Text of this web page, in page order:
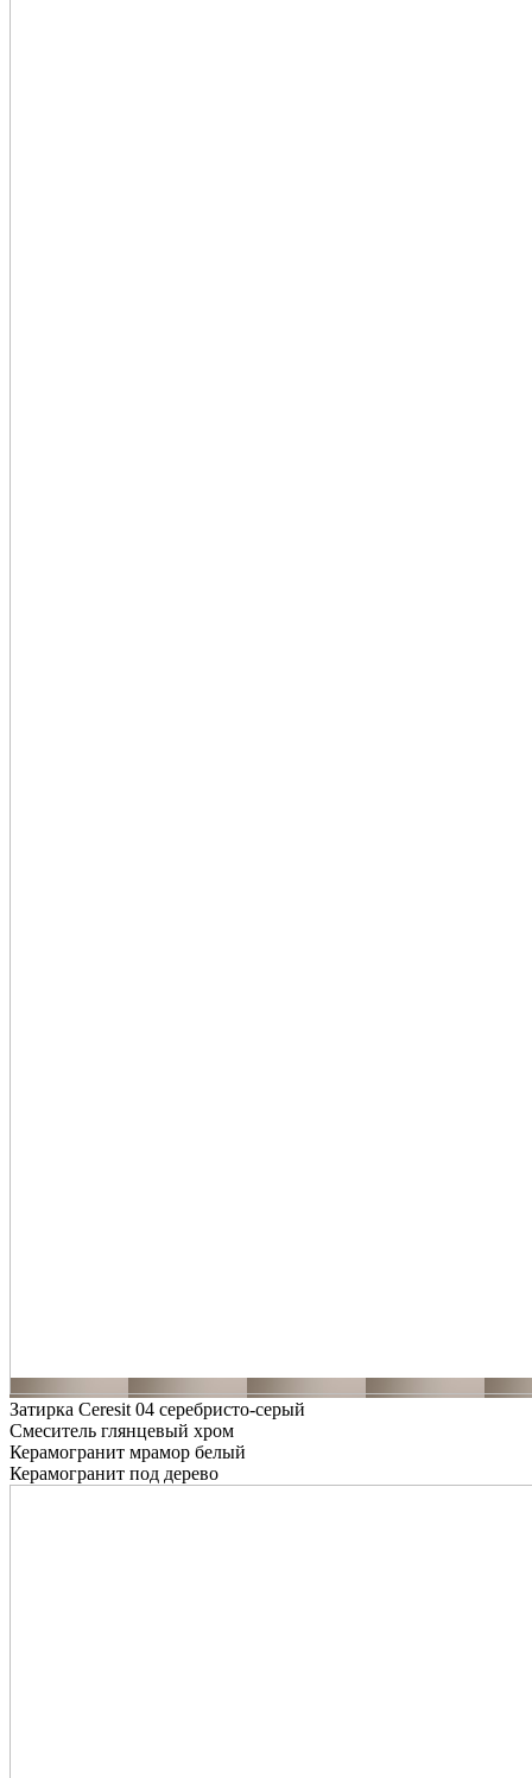
Затирка Ceresit 04 серебристо-серый
Смеситель глянцевый хром
Керамогранит мрамор белый
Керамогранит под дерево